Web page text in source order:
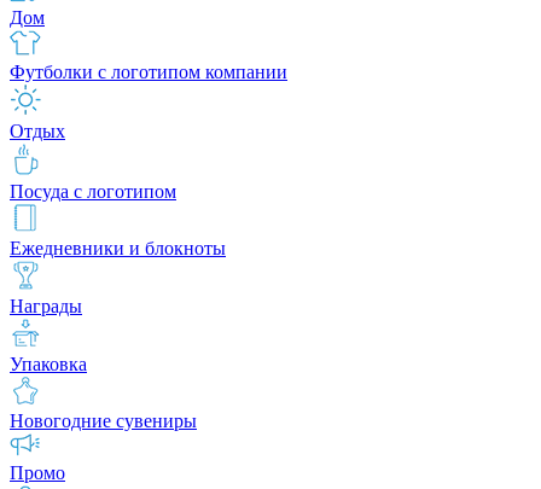
Дом
Футболки с логотипом компании
Отдых
Посуда с логотипом
Ежедневники и блокноты
Награды
Упаковка
Новогодние сувениры
Промо